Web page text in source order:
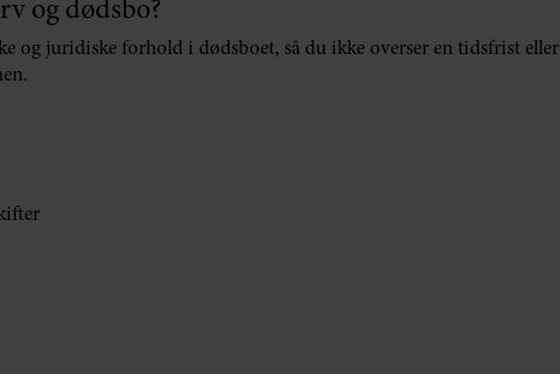
og dødsbo?
og juridiske forhold i dødsboet, så du ikke overser en tidsfrist eller